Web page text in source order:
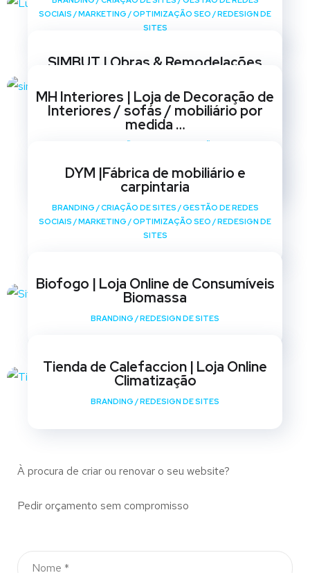
SOCIAIS /MARKETING /OPTIMIZAÇÃO SEO /REDESIGN DE
SITES
SIMBUT | Obras & Remodelações
SOCIAIS /MARKETING OPTIMIZAÇÃO SEO/ REDESIGN DE
SITES
MH Interiores | Loja de Decoração de
Interiores / sofás / mobiliário por
medida …
SITES
DYM |Fábrica de mobiliário e
carpintaria
BRANDING /CRIAÇÃO DE SITES /GESTÃO DE REDES
SOCIAIS /MARKETING /OPTIMIZAÇÃO SEO /REDESIGN DE
SITES
Biofogo | Loja Online de Consumíveis
Biomassa
BRANDING /REDESIGN DE SITES
Tienda de Calefaccion | Loja Online
Climatização
BRANDING /REDESIGN DE SITES
À procura de criar ou renovar o seu website?
Pedir orçamento sem compromisso